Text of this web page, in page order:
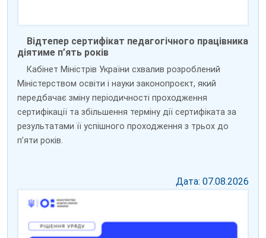
Відтепер сертифікат педагогічного працівника
діятиме п’ять років
Кабінет Міністрів України схвалив розроблений
Міністерством освіти і науки законопроєкт, який
передбачає зміну періодичності проходження
сертифікації та збільшення терміну дії сертифіката за
результатами її успішного проходження з трьох до
пʼяти років.
Дата: 07.08.2026